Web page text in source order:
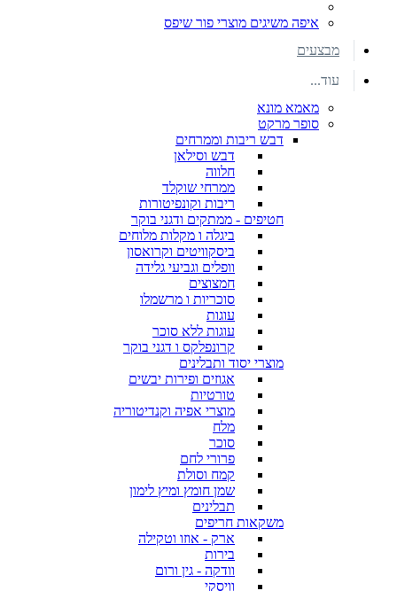
איפה משיגים מוצרי פור שיפס
מבצעים
עוד...
מאמא מונא
סופר מרקט
דבש ריבות וממרחים
דבש וסילאן
חלווה
ממרחי שוקלד
ריבות וקונפיטורות
חטיפים - ממתקים ודגני בוקר
ביגלה ו מקלות מלוחים
ביסקוויטים וקרואסון
וופלים וגביעי גלידה
חמצוצים
סוכריות ו מרשמלו
עוגות
עוגות ללא סוכר
קרונפלקס ו דגני בוקר
מוצרי יסוד ותבלינים
אגוזים ופירות יבשים
טורטיות
מוצרי אפיה וקנדיטוריה
מלח
סוכר
פרורי לחם
קמח וסולת
שמן חומץ ומיץ לימון
תבלינים
משקאות חריפים
ארק - אוזו וטקילה
בירות
וודקה - גין ורום
וויסקי